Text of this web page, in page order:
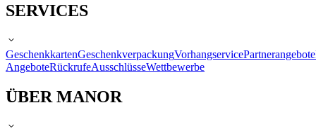
SERVICES
GeschenkkartenGeschenkverpackungVorhangservicePartnerangebote
AngeboteRückrufeAusschlüsseWettbewerbe
ÜBER MANOR